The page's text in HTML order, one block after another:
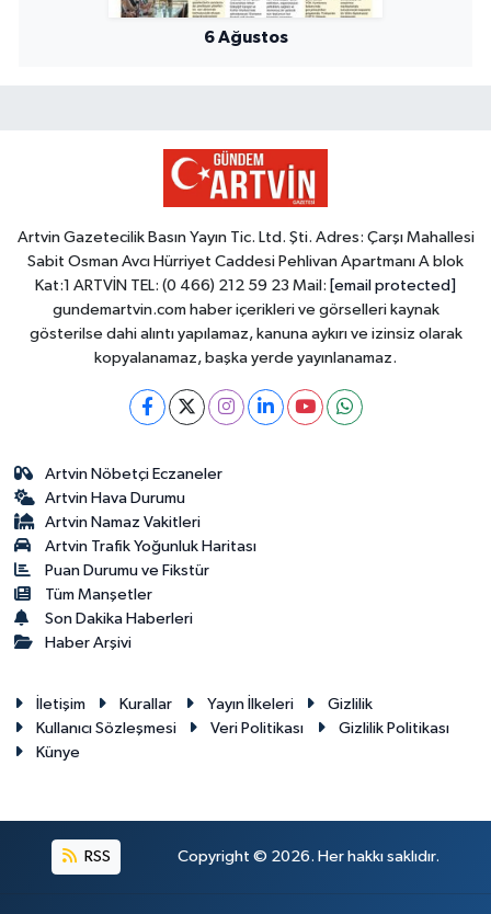
6 Ağustos
Artvin Gazetecilik Basın Yayın Tic. Ltd. Şti. Adres: Çarşı Mahallesi
Sabit Osman Avcı Hürriyet Caddesi Pehlivan Apartmanı A blok
Kat:1 ARTVİN TEL: (0 466) 212 59 23 Mail: [email protected]
gundemartvin.com haber içerikleri ve görselleri kaynak
gösterilse dahi alıntı yapılamaz, kanuna aykırı ve izinsiz olarak
kopyalanamaz, başka yerde yayınlanamaz.
Artvin Nöbetçi Eczaneler
Artvin Hava Durumu
Artvin Namaz Vakitleri
Artvin Trafik Yoğunluk Haritası
Puan Durumu ve Fikstür
Tüm Manşetler
Son Dakika Haberleri
Haber Arşivi
İletişim Kurallar Yayın İlkeleri
Gizlilik
Kullanıcı Sözleşmesi
Veri Politikası
Gizlilik Politikası
Künye
RSS Copyright © 2026. Her hakkı saklıdır.